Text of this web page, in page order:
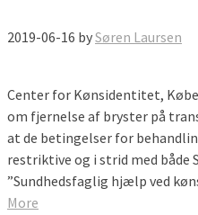
2019-06-16 bySøren Laursen
Center for Kønsidentitet,
om fjernelse af bryster på
at de betingelser for
restriktive og i strid med både
”Sundhedsfaglig hjælp ved
More